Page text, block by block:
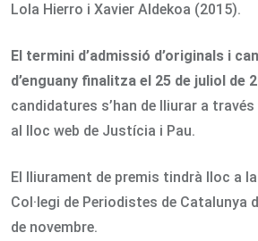
Lola Hierro i Xavier Aldekoa (2015).
El termini d’admissió d’originals i
d’enguany finalitza el 25 de juliol de
candidatures s’han de lliurar a través
al lloc web de Justícia i Pau.
El lliurament de premis tindrà lloc a la
Col·legi de Periodistes de Catalunya
de novembre.